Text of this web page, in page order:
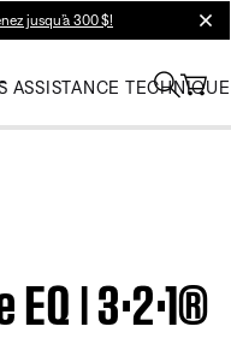
jusqu’à 300 $!
ASSISTANCE TECHNIQUE
| 3·2·1®